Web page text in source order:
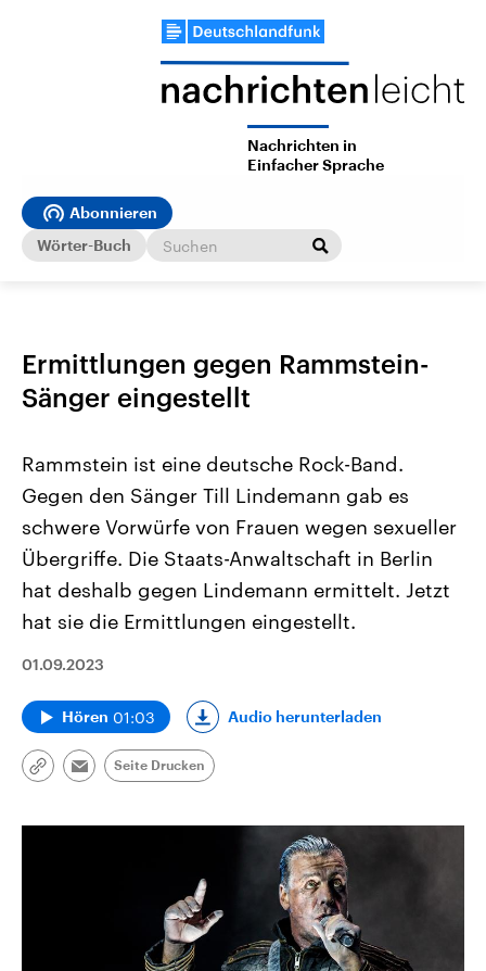
Nachrichten in
Einfacher Sprache
Abonnieren
Wörter-Buch
Ermittlungen gegen Rammstein-
Sänger eingestellt
Rammstein ist eine deutsche Rock-Band.
Gegen den Sänger Till Lindemann gab es
schwere Vorwürfe von Frauen wegen sexueller
Übergriffe. Die Staats-Anwaltschaft in Berlin
hat deshalb gegen Lindemann ermittelt. Jetzt
hat sie die Ermittlungen eingestellt.
01.09.2023
Hören 01:03 Audio herunterladen
Link
Email
Seite Drucken